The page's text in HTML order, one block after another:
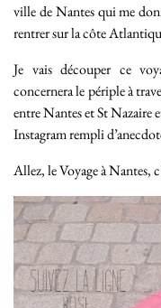
ville de Nantes qui me
rentrer sur la côte
Je vais découper ce
concernera le périple à
entre Nantes et St
Instagram rempli
Allez, le Voyage à Nantes,